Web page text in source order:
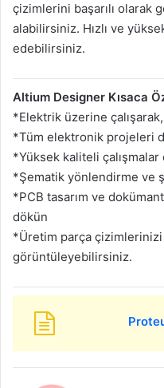
çizimlerini başarılı olarak
alabilirsiniz. Hızlı ve
edebilirsiniz.
Altium Designer Kısaca
*Elektrik üzerine
*Tüm elektronik projeleri
*Yüksek kaliteli
*Şematik yönlendirme ve
*PCB tasarım ve
dökün
*Üretim parça
görüntüleyebilirsiniz.